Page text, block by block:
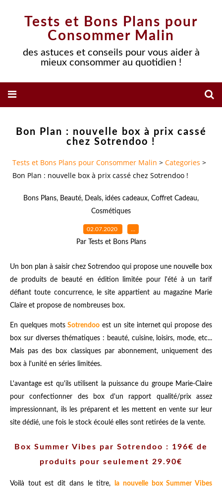
Tests et Bons Plans pour
Consommer Malin
des astuces et conseils pour vous aider à
mieux consommer au quotidien !
Bon Plan : nouvelle box à prix cassé
chez Sotrendoo !
Tests et Bons Plans pour Consommer Malin > Categories >
Bon Plan : nouvelle box à prix cassé chez Sotrendoo !
Bons Plans, Beauté, Deals, idées cadeaux, Coffret Cadeau,
Cosmétiques
02.07.2020 …
Par Tests et Bons Plans
Un bon plan à saisir chez Sotrendoo qui propose une nouvelle box
de produits de beauté en édition limitée pour l'été à un tarif
défiant toute concurrence, le site appartient au magazine Marie
Claire et propose de nombreuses box.
En quelques motsSotrendoo est un site internet qui propose des
box sur diverses thématiques : beauté, cuisine, loisirs, mode, etc...
Mais pas des box classiques par abonnement, uniquement des
box à l'unité en séries limitées.
L'avantage est qu'ils utilisent la puissance du groupe Marie-Claire
pour confectionner des box d'un rapport qualité/prix assez
impressionnant, ils les préparent et les mettent en vente sur leur
site dédié, une fois le stock écoulé elles sont retirées de la vente.
Box Summer Vibes par Sotrendoo : 196€ de
produits pour seulement 29.90€
Voilà tout est dit dans le titre,
la nouvelle box Summer Vibes